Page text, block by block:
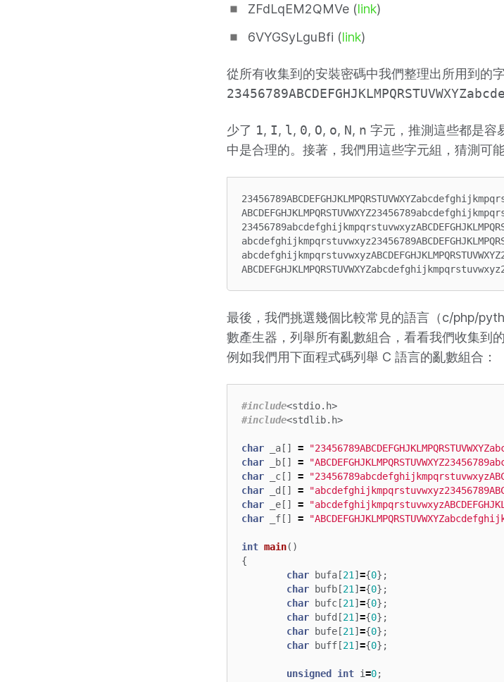
ZFdLqEM2QMVe (link)
6VYGSyLguBfi (link)
從所有收集到的安裝密碼中我們整理出所用到的字
少了 1, I, l, 0, O, o, N, n 字元，推測這些都是容
中是合理的。接著，我們用這些字元組，猜測可
最後，我們挑選幾個比較常見的語言（c/php/
數產生器，列舉所有亂數組合，看看我們收集到
例如我們用下面程式碼列舉 C 語言的亂數組合：
#include<stdio.h>
#include<stdlib.h>
char _a [] =
char
_b [] =
char
_c [] =
char
_d [] =
char
_e [] =
char
_f [] =
int main()
{
char
bufa [21 ] ={0};
char
bufb [21 ] ={0};
char
bufc [21 ] ={0};
char
bufd [21 ] ={0};
char
bufe [21 ] ={0};
char
buff [21 ] ={0};
unsigned int i=0;